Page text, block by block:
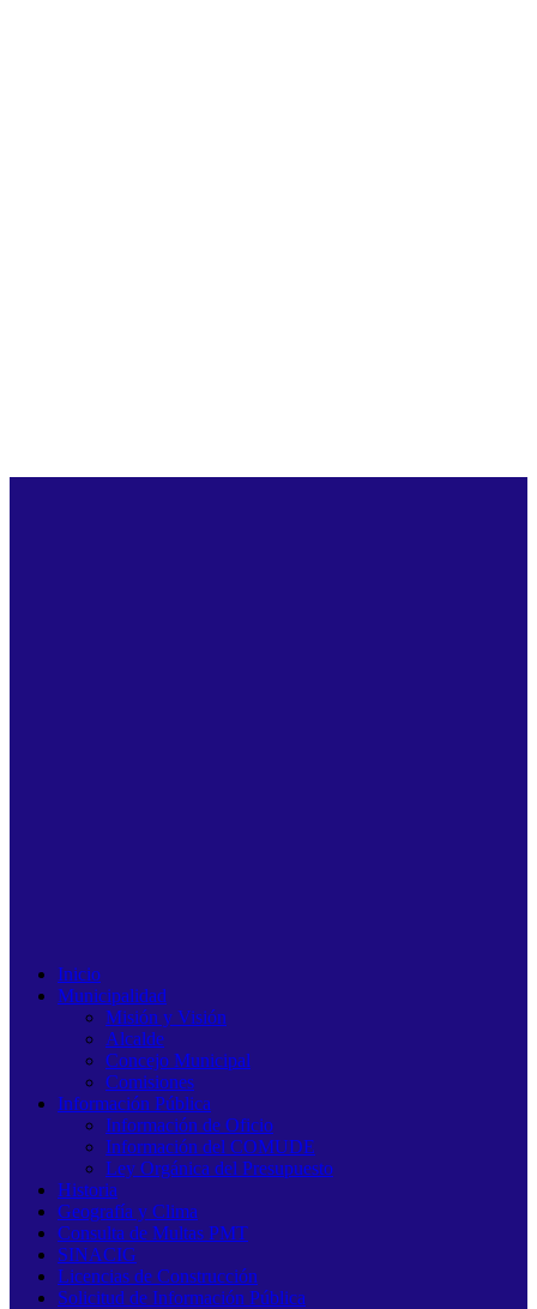
Inicio
Municipalidad
Misión y Visión
Alcalde
Concejo Municipal
Comisiones
Información Pública
Información de Oficio
Información del COMUDE
Ley Orgánica del Presupuesto
Historia
Geografía y Clima
Consulta de Multas PMT
SINACIG
Licencias de Construcción
Solicitud de Información Pública